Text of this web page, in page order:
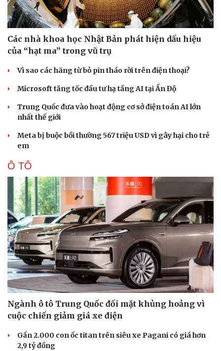
Thể thao
Bóng đá
Thế giới thể thao
eSports
Ô tô - Xe máy
Ô tô
Tư vấn
Các nhà khoa học Nhật Bản phát hiện dấu hiệu
của “hạt ma” trong vũ trụ
Vì sao các hãng từ bỏ pin tháo rời trên điện thoại?
Microsoft tăng tốc đầu tư hạ tầng AI tại Ấn Độ
Trung Quốc đưa vào hoạt động cơ sở điện toán AI lớn
nhất thế giới
Meta bị buộc bồi thường 567 triệu USD vì gây hại cho trẻ
em
Ô TÔ
Ngành ô tô Trung Quốc đối mặt khủng hoảng vì
cuộc chiến giảm giá xe điện
Gần 2.000 con ốc titan trên siêu xe Pagani có giá hơn
2,9 tỷ đồng